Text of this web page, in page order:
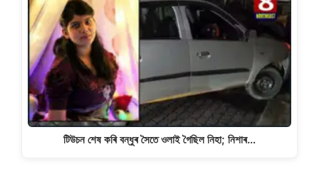
টিউচন শেষ কৰি বন্ধুৰ সৈতে ওলাই গৈছিল নিহা; নিশাৰ…